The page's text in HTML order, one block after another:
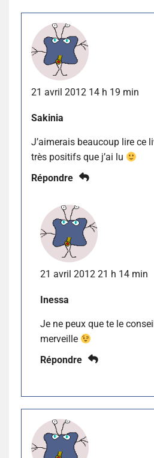
21 avril 2012 14 h 19 min
Sakinia
J’aimerais beaucoup lire ce
très positifs que j’ai lu
Répondre
21 avril 2012 21 h 14 min
Inessa
Je ne peux que te le
merveille
Répondre